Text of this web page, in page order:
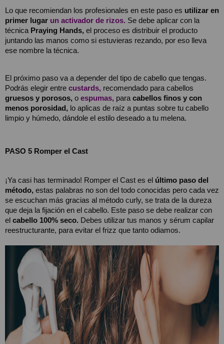
Lo que recomiendan los profesionales en este paso es utilizar en
primer lugar un activador de rizos. Se debe aplicar con la
técnica Praying Hands, el proceso es distribuir el producto
juntando las manos como si estuvieras rezando, por eso lleva
ese nombre la técnica.
El próximo paso va a depender del tipo de cabello que tengas.
Podrás elegir entre custards,
gruesos y porosos, o espumas, para cabellos finos y con
menos porosidad, lo aplicas de raíz a puntas sobre tu cabello
limpio y húmedo, dándole el estilo deseado a tu melena.
PASO 5 Romper el Cast
¡Ya casi has terminado! Romper el Cast es el último paso del
método, estas palabras no son del todo conocidas pero cada vez
se escuchan más gracias al método curly, se trata de la dureza
que deja la fijación en el cabello. Este paso se debe realizar con
el cabello 100% seco. Debes utilizar tus manos y sérum capilar
reestructurante, para evitar el frizz que tanto odiamos.